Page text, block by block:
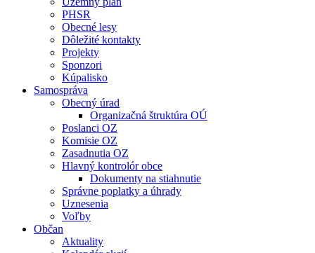
PHSR
Obecné lesy
Dôležité kontakty
Projekty
Sponzori
Kúpalisko
Samospráva
Obecný úrad
Organizačná štruktúra OÚ
Poslanci OZ
Komisie OZ
Zasadnutia OZ
Hlavný kontrolór obce
Dokumenty na stiahnutie
Správne poplatky a úhrady
Uznesenia
Voľby
Občan
Aktuality